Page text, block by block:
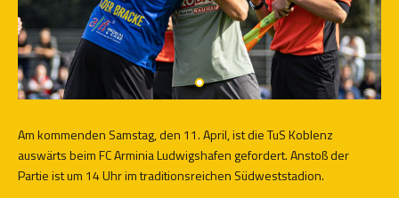
Am kommenden Samstag, den 11. April, ist die TuS Koblenz
auswärts beim FC Arminia Ludwigshafen gefordert. Anstoß der
Partie ist um 14 Uhr im traditionsreichen Südweststadion.